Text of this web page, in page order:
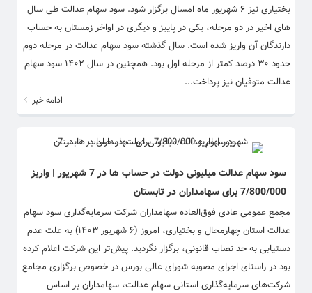
بختیاری نیز ۶ شهریور ماه امسال برگزار ‌شود. سود سهام عدالت طی سال
های اخیر در دو مرحله، یکی در پاییز و دیگری در اواخر زمستان به حساب
دارندگان آن واریز شده است. سال گذشته سود سهام عدالت در مرحله دوم
حدود ۳۰ درصد کمتر از مرحله اول بود. همچنین در سال ۱۴۰۲ سود سهام
عدالت متوفیان نیز پرداخت...
ادامه خبر
سود سهام عدالت میلیونی دولت در حساب ها در 7 شهریور | واریز
7/800/000 برای سهامداران در تابستان
مجمع عمومی عادی فوق‌العاده سهامداران شرکت سرمایه‌گذاری سود سهام
عدالت استان چهارمحال و بختیاری، امروز (۶ شهریور ۱۴۰۳) به علت عدم
دستیابی به حد نصاب قانونی، برگزار نگردید. پیش‌تر این شرکت اعلام کرده
بود در راستای اجرای مصوبه شورای عالی بورس در خصوص برگزاری مجامع
شرکت‌های سرمایه‌گذاری استانی سهام عدالت، سهامداران بر اساس